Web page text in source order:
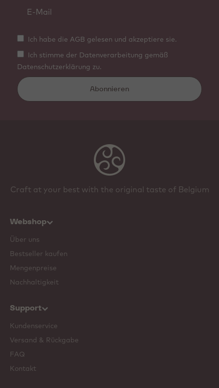
Ich habe die AGB gelesen und akzeptiere sie.
Ich stimme der Datenverarbeitung gemäß
Datenschutzerklärung zu.
Abonnieren
Craft at your best with the original taste of Belgium
Webshop
Über uns
Bestseller kaufen
Mengenpreise
Nachhaltigkeit
Support
Kundenservice
Versand & Rückgabe
FAQ
Kontakt